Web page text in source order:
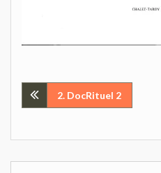
Navigation
l’article
2. DocRituel 2